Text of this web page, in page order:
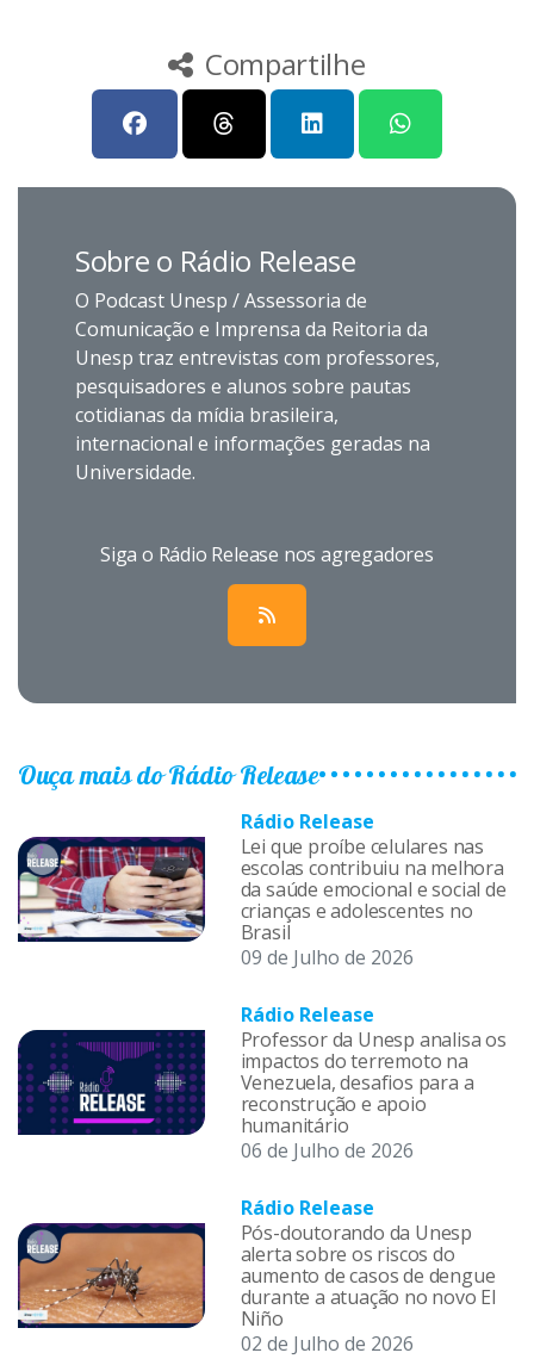
Compartilhe
Sobre o Rádio Release
O Podcast Unesp / Assessoria de
Comunicação e Imprensa da Reitoria da
Unesp traz entrevistas com professores,
pesquisadores e alunos sobre pautas
cotidianas da mídia brasileira,
internacional e informações geradas na
Universidade.
Siga o Rádio Release nos agregadores
Ouça mais do Rádio Release
Rádio Release
Lei que proíbe celulares nas
escolas contribuiu na melhora
da saúde emocional e social de
crianças e adolescentes no
Brasil
09 de Julho de 2026
Rádio Release
Professor da Unesp analisa os
impactos do terremoto na
Venezuela, desafios para a
reconstrução e apoio
humanitário
06 de Julho de 2026
Rádio Release
Pós-doutorando da Unesp
alerta sobre os riscos do
aumento de casos de dengue
durante a atuação no novo El
Niño
02 de Julho de 2026